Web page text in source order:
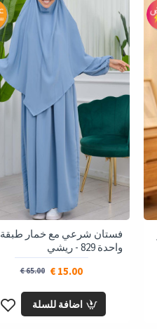
فستان شرعي مع خمار طبقة
واحدة 829 - ريشي
15.00 €
65.00 €
اضافة للسلة